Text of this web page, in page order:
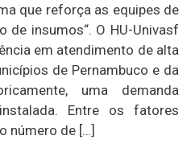
que reforça as equipes de
de insumos“. O HU-Univasf
em atendimento de alta
de Pernambuco e da
uma demanda
Entre os fatores
número de […]